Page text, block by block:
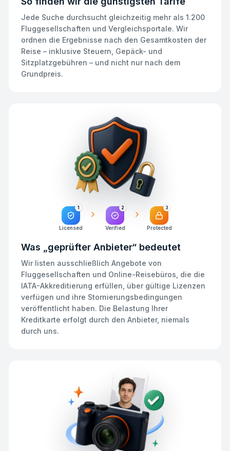
Jede Suche durchsucht gleichzeitig mehr als 1.200
Fluggesellschaften und Vergleichsportale. Wir
ordnen die Ergebnisse nach den Gesamtkosten der
Reise – inklusive Steuern, Gepäck- und
Sitzplatzgebühren – und nicht nur nach dem
Grundpreis.
1
Licensed
2
Verified
3
Protected
Was „geprüfter Anbieter“ bedeutet
Wir listen ausschließlich Angebote von
Fluggesellschaften und Online-Reisebüros, die die
IATA-Akkreditierung erfüllen, über gültige Lizenzen
verfügen und ihre Stornierungsbedingungen
veröffentlicht haben. Die Belastung Ihrer
Kreditkarte erfolgt durch den Anbieter, niemals
durch uns.